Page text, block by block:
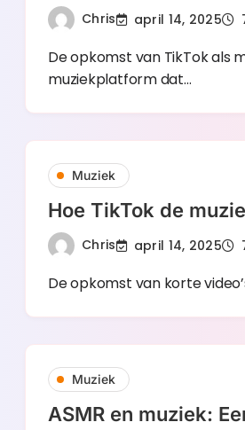
Chris april 14, 2025
De opkomst van TikTok als
muziekplatform dat…
Muziek
Hoe TikTok de
Chris april 14, 2025
De opkomst van korte
Muziek
ASMR en muziek: